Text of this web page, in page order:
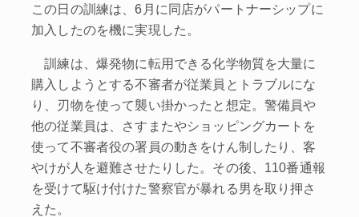
この日の訓練は、6月に同店がパートナーシップに
加入したのを機に実現した。
訓練は、爆発物に転用できる化学物質を大量に
購入しようとする不審者が従業員とトラブルにな
り、刃物を使って襲い掛かったと想定。警備員や
他の従業員は、さすまたやショッピングカートを
使って不審者役の署員の動きをけん制したり、客
やけが人を避難させたりした。その後、110番通報
を受けて駆け付けた警察官が暴れる男を取り押さ
えた。